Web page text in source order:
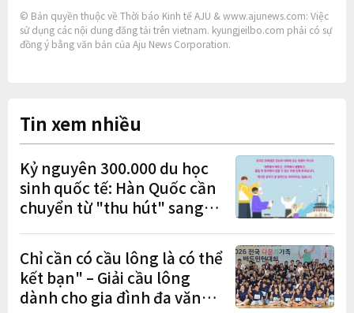
© Bản quyền thuộc về Thời báo Kinh tế AJU & www.ajunews.com: Việc
sử dụng các nội dung đăng tải trên vietnam. kyungjeilbo.com phải có sự
đồng ý bằng văn bản của Aju News Corporation.
Tin xem nhiều
Kỷ nguyên 300.000 du học
sinh quốc tế: Hàn Quốc cần
chuyển từ "thu hút" sang
cư"
Chỉ cần có cầu lông là có thể
kết bạn" – Giải cầu lông
dành cho gia đình đa văn